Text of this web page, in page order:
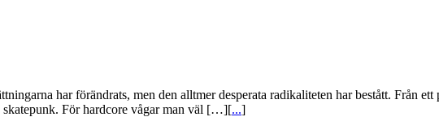
har förändrats, men den alltmer desperata radikaliteten har bestått. Från
För hardcore vågar man väl […][...]